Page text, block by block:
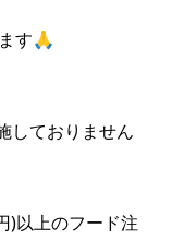
す🙏
しておりません
)以上のフード注